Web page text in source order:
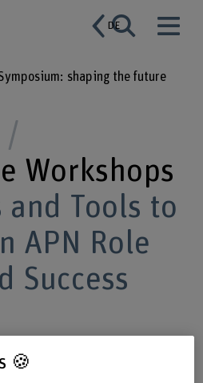
DE
shaping the future
Workshops
and Tools to
APN Role
Success
und der
🍪